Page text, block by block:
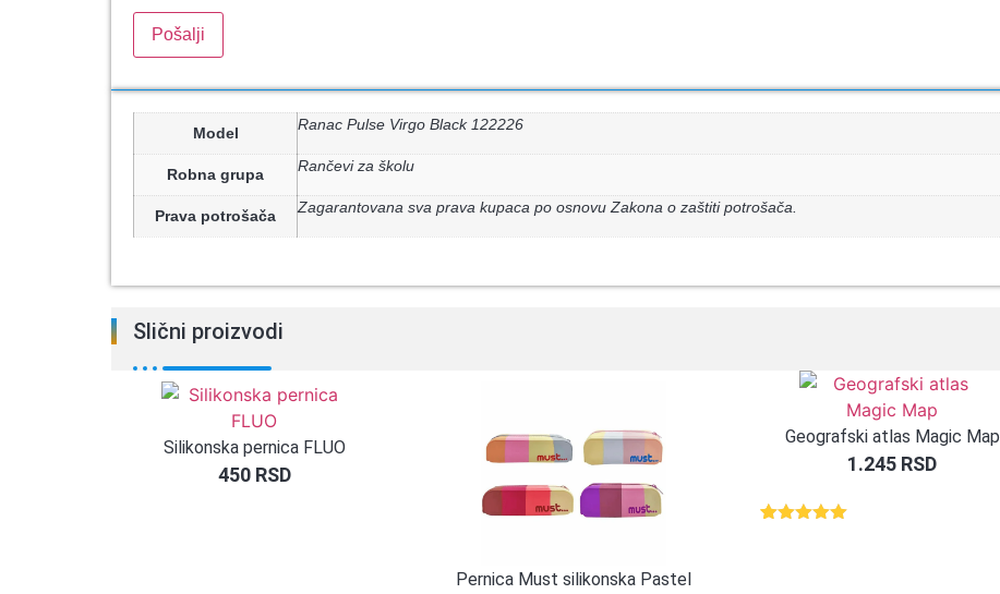
Model Ranac Pulse Virgo Black 122226
Robna grupa Rančevi za školu
Prava potrošača Zagarantovana sva prava kupaca po osnovu Zakona o zaštiti potrošača.
Slični proizvodi
Silikonska pernica FLUO
450 RSD
Pernica Must silikonska Pastel
Geografski atlas Magic Map
1.245 RSD